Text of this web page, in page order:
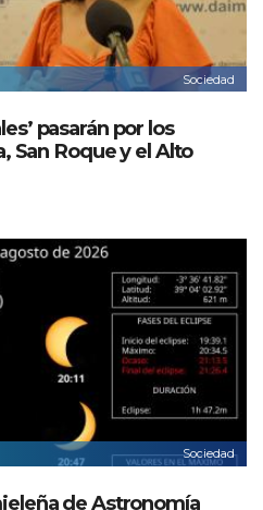
Sociedad
pasarán por los
San Roque y el Alto
Sociedad
de Astronomía